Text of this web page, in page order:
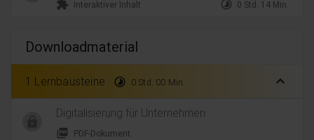
extension Interaktiver Inhalt timelapse 0 Std. 14 Min.
Downloadmaterial
1 Lernbausteine timelapse 0 Std. 00 Min. expand_less
Digitalisierung für Unternehmen
picture_as_pdf PDF-Dokument